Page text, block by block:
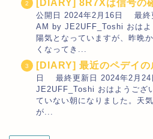
[DIARY] 8R7Xは信号の
公開日 2024年2月16日 最終
AM by JE2UFF_Toshi おはよ
陽気となっていますが、昨晩
くなってき...
[DIARY] 最近のペデイの
日 最終更新日 2024年2月
JE2UFF_Toshi おはようござ
ていない朝になりました。天
が...